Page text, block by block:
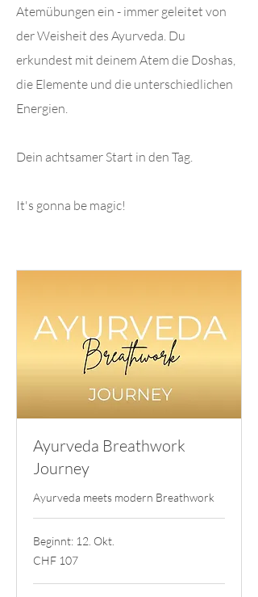
Atemübungen ein - immer geleitet von
der Weisheit des Ayurveda. Du
erkundest mit deinem Atem die Doshas,
die Elemente und die unterschiedlichen
Energien.
​Dein achtsamer Start in den Tag.
It's gonna be magic!
Ayurveda Breathwork
Journey
Ayurveda meets modern Breathwork
Beginnt: 12. Okt.
107
Schweizer
CHF 107